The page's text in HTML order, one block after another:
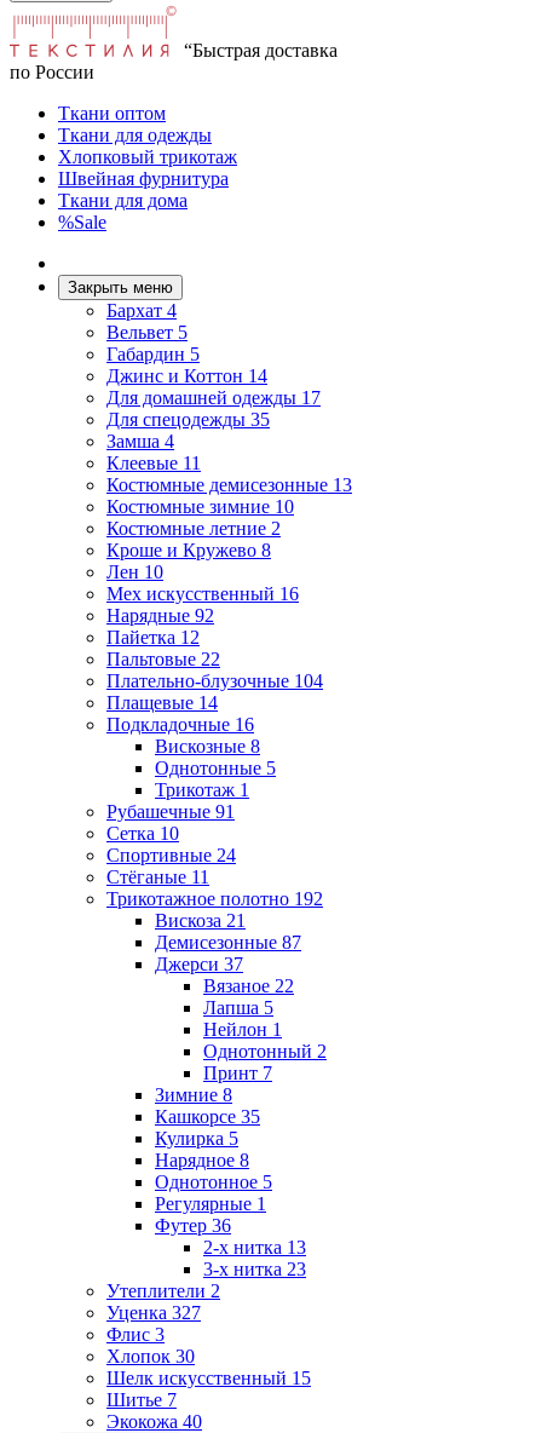
“Быстрая доставка
по России
Ткани оптом
Ткани для одежды
Хлопковый трикотаж
Швейная фурнитура
Ткани для дома
%Sale
Закрыть меню
Бархат 4
Вельвет 5
Габардин 5
Джинс и Коттон 14
Для домашней одежды 17
Для спецодежды 35
Замша 4
Клеевые 11
Костюмные демисезонные 13
Костюмные зимние 10
Костюмные летние 2
Кроше и Кружево 8
Лен 10
Мех искусственный 16
Нарядные 92
Пайетка 12
Пальтовые 22
Плательно-блузочные 104
Плащевые 14
Подкладочные 16
Вискозные 8
Однотонные 5
Трикотаж 1
Рубашечные 91
Сетка 10
Спортивные 24
Стёганые 11
Трикотажное полотно 192
Вискоза 21
Демисезонные 87
Джерси 37
Вязаное 22
Лапша 5
Нейлон 1
Однотонный 2
Принт 7
Зимние 8
Кашкорсе 35
Кулирка 5
Нарядное 8
Однотонное 5
Регулярные 1
Футер 36
2-х нитка 13
3-х нитка 23
Утеплители 2
Уценка 327
Флис 3
Хлопок 30
Шелк искусственный 15
Шитье 7
Экокожа 40